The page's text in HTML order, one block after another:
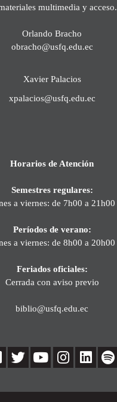
multimedia y acceso.
Orlando Bracho
obracho@usfq.edu.ec
Xavier Palacios
xpalacios@usfq.edu.ec
Horarios de Atención
Semestres regulares:
a viernes: de 7h00 a 21h00
Períodos de verano:
a viernes: de 8h00 a 20h00
Feriados oficiales:
Cerrada con aviso previo
biblio@usfq.edu.ec